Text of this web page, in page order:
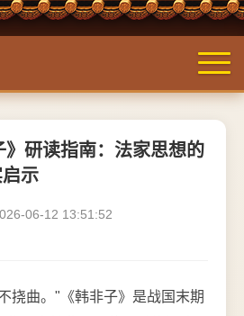
》研读指南：法家思想的
示
06-12 13:51:52
挠曲。"《韩非子》是战国末期